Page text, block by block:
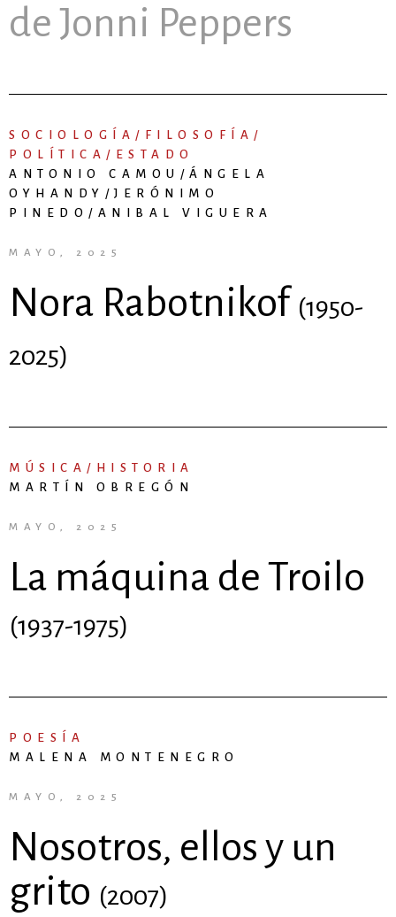
de Jonni Peppers
SOCIOLOGÍA/FILOSOFÍA/
POLÍTICA/ESTADO
ANTONIO CAMOU/ÁNGELA
OYHANDY/JERÓNIMO
PINEDO/ANIBAL VIGUERA
MAYO, 2025
Nora Rabotnikof (1950-
2025)
MÚSICA/HISTORIA
MARTÍN OBREGÓN
MAYO, 2025
La máquina de Troilo
(1937-1975)
POESÍA
MALENA MONTENEGRO
MAYO, 2025
Nosotros, ellos y un
grito (2007)